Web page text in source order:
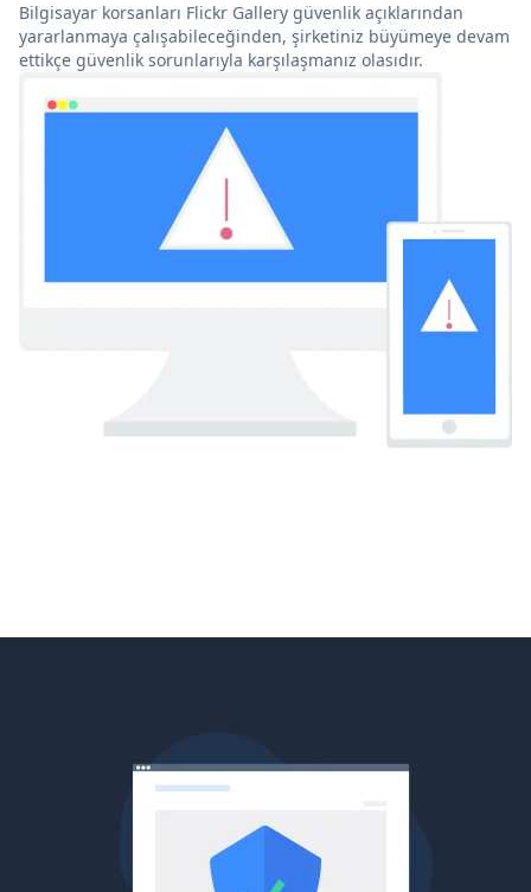
Bilgisayar korsanları Flickr Gallery güvenlik açıklarından
yararlanmaya çalışabileceğinden, şirketiniz büyümeye devam
ettikçe güvenlik sorunlarıyla karşılaşmanız olasıdır.